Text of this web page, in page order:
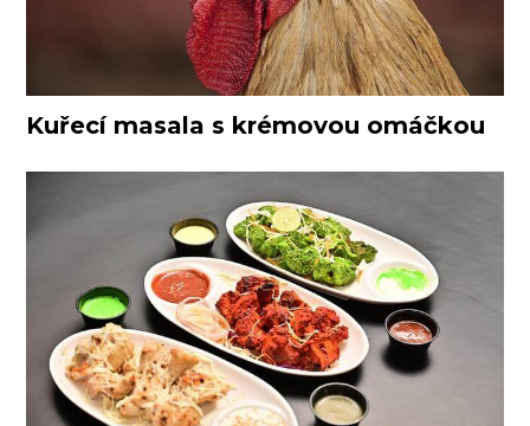
Kuřecí masala s krémovou omáčkou